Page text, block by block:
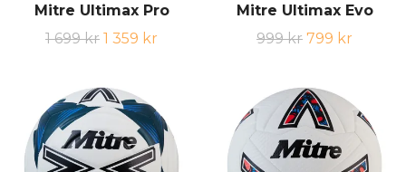
Mitre Ultimax Pro
1 699 kr 1 359 kr
Mitre Ultimax Evo
999 kr 799 kr